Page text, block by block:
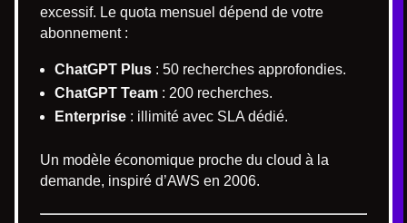
excessif. Le quota mensuel dépend de votre
abonnement :
ChatGPT Plus : 50 recherches approfondies.
ChatGPT Team : 200 recherches.
Enterprise : illimité avec SLA dédié.
Un modèle économique proche du cloud à la
demande, inspiré d’AWS en 2006.